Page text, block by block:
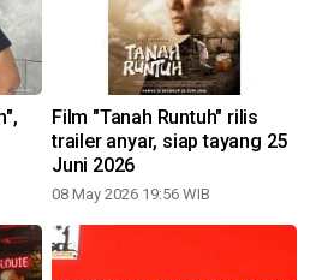
Film "Tanah Runtuh" rilis
trailer anyar, siap tayang 25
Juni 2026
08 May 2026 19:56 WIB